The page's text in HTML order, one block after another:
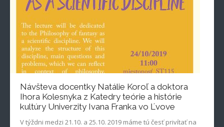
Návšteva docentky Natálie Koroľ a doktora
Ihora Kolesnyka z Katedry teórie a histórie
kultúry Univerzity Ivana Franka vo Ľvove
V týždni medzi 21.10. a 25.10. 2019 máme tú česť privítať na